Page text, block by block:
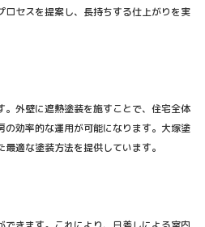
ロセスを提案し、長持ちする仕上がりを実
外壁に遮熱塗装を施すことで、住宅全体
の効率的な運用が可能になります。大塚塗
適な塗装方法を提供しています。